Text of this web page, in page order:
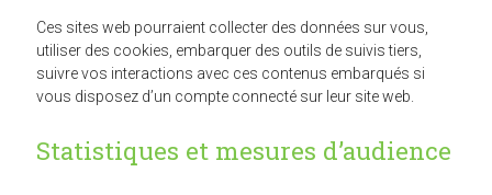
Ces sites web pourraient collecter des données sur vous,
utiliser des cookies, embarquer des outils de suivis tiers,
suivre vos interactions avec ces contenus embarqués si
vous disposez d’un compte connecté sur leur site web.
Statistiques et mesures d’audience